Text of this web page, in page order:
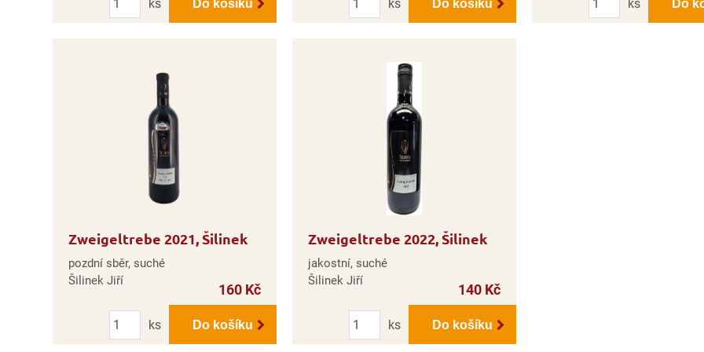
ks
Do košíku
ks
Do košíku
ks
Do
Zweigeltrebe 2021, Šilinek
pozdní sběr, suché
Šilinek Jiří
160 Kč
Počet
ks
Do košíku
Zweigeltrebe 2022, Šilinek
jakostní, suché
Šilinek Jiří
140 Kč
Počet
ks
Do košíku